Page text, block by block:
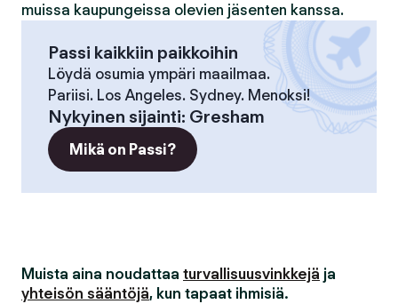
muissa kaupungeissa olevien jäsenten kanssa.
Passi kaikkiin paikkoihin
Löydä osumia ympäri maailmaa.
Pariisi. Los Angeles. Sydney. Menoksi!
Nykyinen sijainti: Gresham
Mikä on Passi?
Muista aina noudattaa turvallisuusvinkkejä ja
yhteisön sääntöjä, kun tapaat ihmisiä.